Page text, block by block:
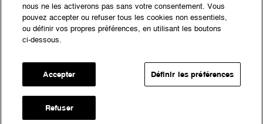
onglet)
nouvel
onglet)
Suivez l'actualité
de la Fondation
InstagramYouTube
nous ne les activerons pas sans votre consentement. Vous
pouvez accepter ou refuser tous les cookies non essentiels,
ou définir vos propres préférences, en utilisant les boutons
ci-dessous.
Accepter Définir les préférences
Refuser